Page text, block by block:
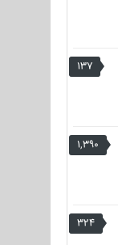
137
1,390
324